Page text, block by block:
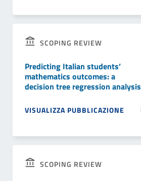
SCOPING REVIEW
Predicting Italian students’
mathematics outcomes: a
decision tree regression analysis
VISUALIZZA PUBBLICAZIONE
SCOPING REVIEW